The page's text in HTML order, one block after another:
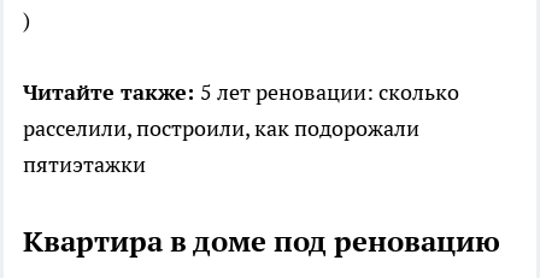
)
Читайте также: 5 лет реновации: сколько
расселили, построили, как подорожали
пятиэтажки
Квартира в доме под реновацию